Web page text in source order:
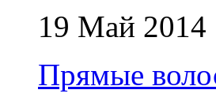
19 Май 2014
Прямые